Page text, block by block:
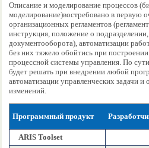
Описание и моделирование процессов
моделирование)востребовано в первую
организационных регламентов
инструкция, положение о
документооборота), автоматизации
без них тяжело обойтись при
процессной системы управления. По
будет решать при внедрении любой
автоматизации управленческих задачи и
изменений.
Программный продукт
ARIS Toolset